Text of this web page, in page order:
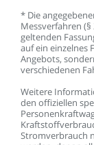
* Die
Messverfahren (§
geltenden
aufein einzelnes
Angebots,
verschiedenen
Weitere
den offiziellen
Stromverbrauch